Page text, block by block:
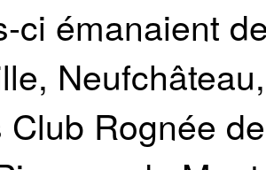
ci émanaient
Club Rognée